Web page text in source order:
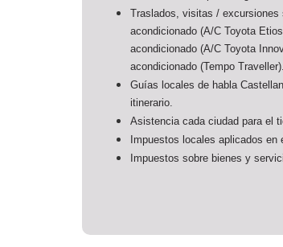
Traslados, visitas / excursiones
acondicionado (A/C Toyota
acondicionado (A/C Toyota
acondicionado (Tempo Traveller).
Guías locales de habla
itinerario.
Asistencia cada ciudad para el
Impuestos locales aplicados en
Impuestos sobre bienes y